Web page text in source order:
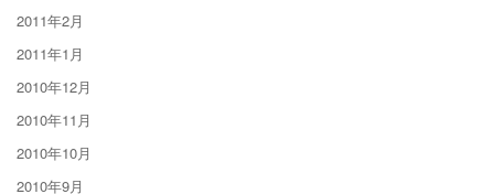
2011年2月
2011年1月
2010年12月
2010年11月
2010年10月
2010年9月